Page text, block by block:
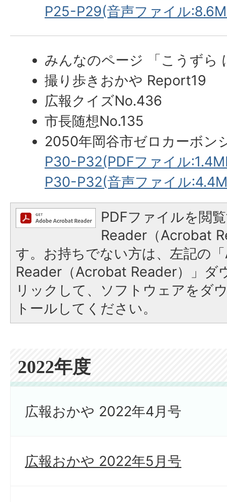
P25-P29(音声ファイル
みんなのページ 「こうずら
撮り歩きおかや Report19
広報クイズNo.436
市長随想No.135
2050年岡谷市ゼロカーボン
P30-P32(PDFファイル
P30-P32(音声ファイル
PDFファイルを閲
Reader（Acrobat
す。お持ちでない方は、左記の
Reader（Acrobat Reader）」ダ
リックして、ソフトウェアをダ
トールしてください。
2022年度
広報おかや 2022年4月号
広報おかや 2022年5月号